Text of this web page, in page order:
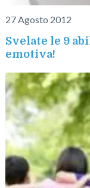
27 Agosto 2012
Svelate le 9
emotiva!